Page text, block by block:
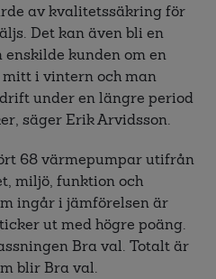
av kvalitetssäkring för
Det kan även bli en
kunden om en
i vintern och man
under en längre period
säger Erik Arvidsson.
68 värmepumpar utifrån
miljö, funktion och
ingår i jämförelsen är
ut med högre poäng.
Bra val. Totalt är
blir Bra val.